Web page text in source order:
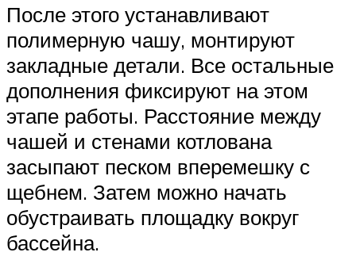
После этого устанавливают
полимерную чашу, монтируют
закладные детали. Все остальные
дополнения фиксируют на этом
этапе работы. Расстояние между
чашей и стенами котлована
засыпают песком вперемешку с
щебнем. Затем можно начать
обустраивать площадку вокруг
бассейна.